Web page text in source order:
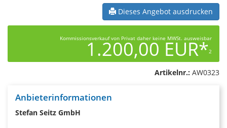
Dieses Angebot ausdrucken
Kommissionsverkauf von Privat daher keine MWSt. ausweisbar
1.200,00 EUR*2
Artikelnr.: AW0323
Anbieterinformationen
Stefan Seitz GmbH